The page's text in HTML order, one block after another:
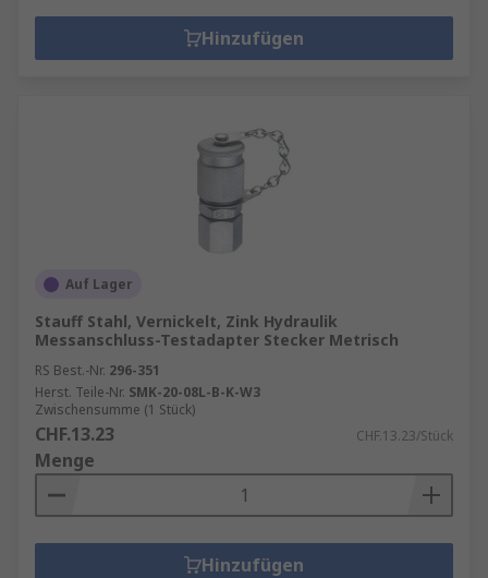
Hinzufügen
Auf Lager
Stauff Stahl, Vernickelt, Zink Hydraulik
Messanschluss-Testadapter Stecker Metrisch
RS Best.-Nr. 296-351
Herst. Teile-Nr. SMK-20-08L-B-K-W3
Zwischensumme (1 Stück)
CHF.13.23 CHF.13.23/Stück
Menge
Hinzufügen